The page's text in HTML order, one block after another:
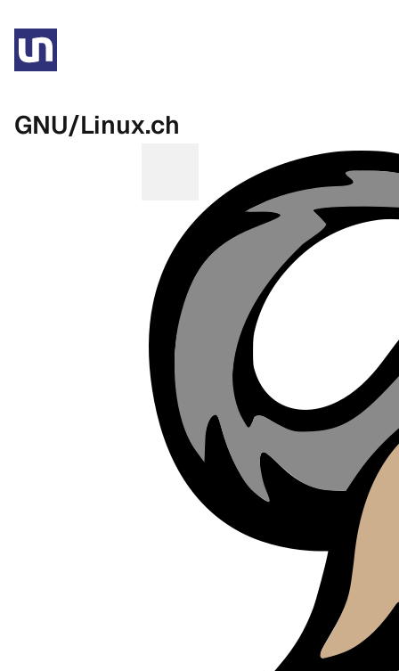
GNU/Linux.ch